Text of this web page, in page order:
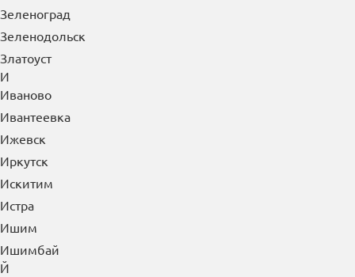
Зеленоград
Зеленодольск
Златоуст
И
Иваново
Ивантеевка
Ижевск
Иркутск
Искитим
Истра
Ишим
Ишимбай
Й